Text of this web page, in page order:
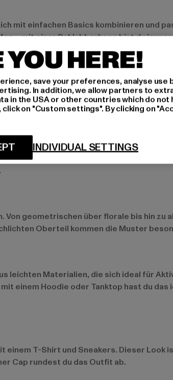
mit einfachen Basics kombinieren und
– mit einer Schlabberhose bist du
die für jeden Geschmack etwas
ist riesig, und für jeden Stil ist etwas
mögen. Diese Modelle passen zu fast
geometrischen über florale bis hin
Oberteil kommen die Muster
leichten Materialien, die sich ideal für
einem Hoodie oder Tanktop hast du
T-Shirt und Sneakers. Dieser
Cap rundest du das Outfit ab.
HERE!
save your preferences, analyse use
In addition, we allow partners to
in the USA or other countries which do not
on "Custom settings". By clicking on
INDIVIDUAL SETTINGS